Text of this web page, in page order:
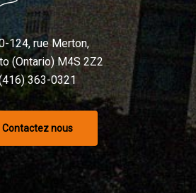
124, rue Merton,
(Ontario) M4S 2Z2
363-0321
Contactez nous